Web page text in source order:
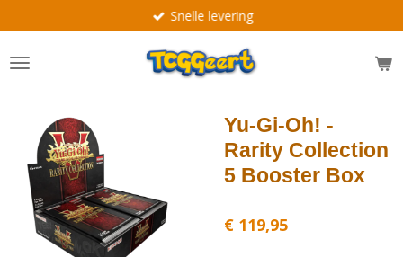
direct
naar
de
Snelle levering
Yu‑Gi‑Oh! -
Rarity Collection
5 Booster Box
€ 119,95